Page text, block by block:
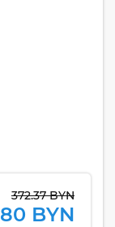
372.37 BYN
BYN